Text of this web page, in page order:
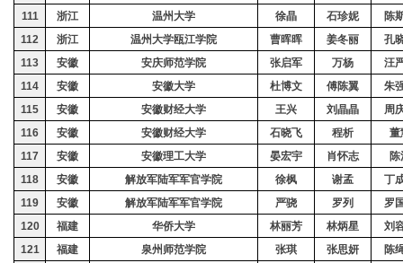
111
浙江 温州大学 徐晶 石珍妮
陈
112
浙江 温州大学瓯江学院 曹晖晖 姜冬丽
孔
113
安徽 安庆师范学院 张启军 万杨
汪
114
安徽 安徽大学 杜博文 傅陈翼
朱
115
安徽 安徽财经大学 王兴 刘晶晶
周
116
安徽 安徽财经大学 石晓飞 程析
董
117
安徽 安徽理工大学 晏宏宇 肖怀志
陈
118
安徽 解放军陆军军官学院 徐枫 谢孟
丁
119
安徽 解放军陆军军官学院 严骁 罗列
罗
120
福建 华侨大学 林丽芳 林炳星
刘
121
福建 泉州师范学院 张琪 张思妍
陈